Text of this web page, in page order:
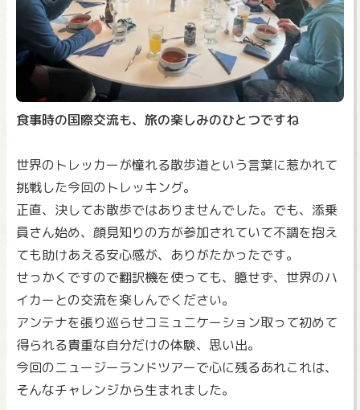
食事時の国際交流も、旅の楽しみのひとつですね
世界のトレッカーが憧れる散歩道という言葉に惹かれて
挑戦した今回のトレッキング。
正直、決してお散歩ではありませんでした。でも、添乗
員さん始め、顔見知りの方が参加されていて不調を抱え
ても助けあえる安心感が、ありがたかったです。
せっかくですので翻訳機を使っても、臆せず、世界のハ
イカーとの交流を楽しんでください。
アンテナを張り巡らせコミュニケーション取って初めて
得られる貴重な自分だけの体験、思い出。
今回のニュージーランドツアーで心に残るあれこれは、
そんなチャレンジから生まれました。